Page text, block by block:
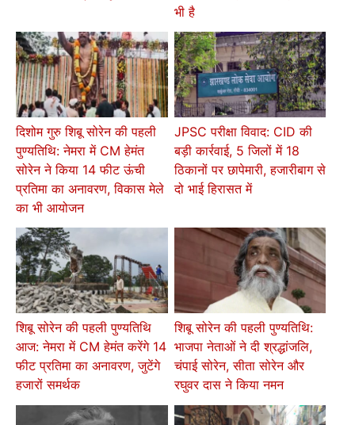
भी है
दिशोम गुरु शिबू सोरेन की पहली
पुण्यतिथि: नेमरा में CM हेमंत
सोरेन ने किया 14 फीट ऊंची
प्रतिमा का अनावरण, विकास मेले
का भी आयोजन
JPSC परीक्षा विवाद: CID की
बड़ी कार्रवाई, 5 जिलों में 18
ठिकानों पर छापेमारी, हजारीबाग से
दो भाई हिरासत में
शिबू सोरेन की पहली पुण्यतिथि
आज: नेमरा में CM हेमंत करेंगे 14
फीट प्रतिमा का अनावरण, जुटेंगे
हजारों समर्थक
शिबू सोरेन की पहली पुण्यतिथि:
भाजपा नेताओं ने दी श्रद्धांजलि,
चंपाई सोरेन, सीता सोरेन और
रघुवर दास ने किया नमन